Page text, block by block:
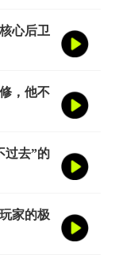
心后卫
」正
，他不
过去”的
家的极